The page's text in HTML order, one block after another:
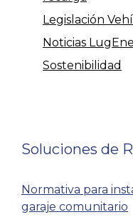
Legislación
Noticias
Sostenibilidad
Soluciones de
Normativa para
garaje comunitario